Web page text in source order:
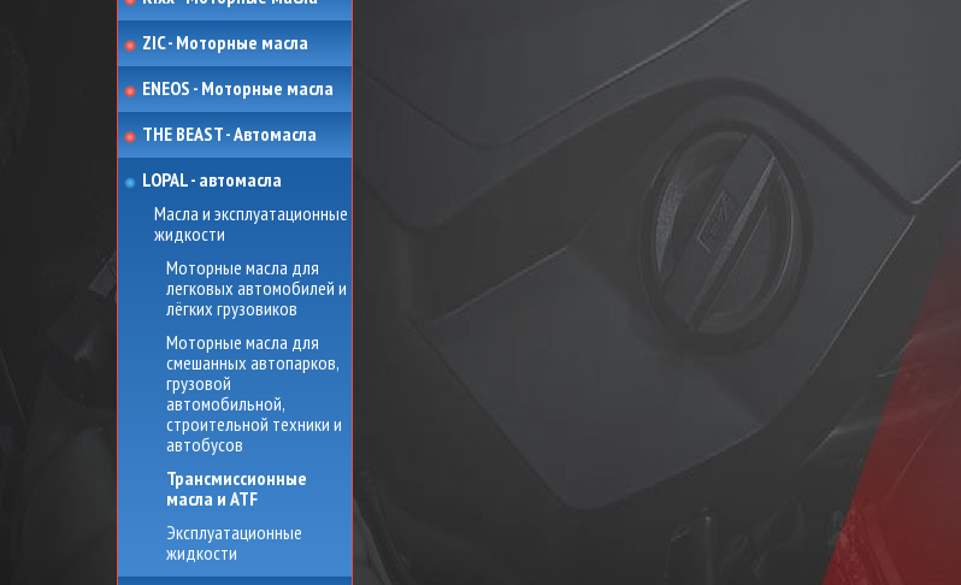
ZIC - Моторные масла
ENEOS - Моторные масла
THE BEAST - Автомасла
LOPAL - автомасла
Масла и эксплуатационные
жидкости
Моторные масла для
легковых автомобилей и
лёгких грузовиков
Моторные масла для
смешанных автопарков,
грузовой
автомобильной,
строительной техники и
автобусов
Трансмиссионные
масла и ATF
Эксплуатационные
жидкости